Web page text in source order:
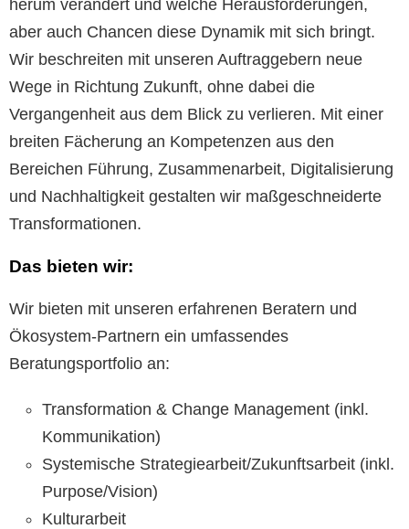
herum verändert und welche Herausforderungen,
aber auch Chancen diese Dynamik mit sich bringt.
Wir beschreiten mit unseren Auftraggebern neue
Wege in Richtung Zukunft, ohne dabei die
Vergangenheit aus dem Blick zu verlieren. Mit einer
breiten Fächerung an Kompetenzen aus den
Bereichen Führung, Zusammenarbeit, Digitalisierung
und Nachhaltigkeit gestalten wir maßgeschneiderte
Transformationen.
Das bieten wir:
Wir bieten mit unseren erfahrenen Beratern und
Ökosystem-Partnern ein umfassendes
Beratungsportfolio an:
Transformation & Change Management (inkl.
Kommunikation)
Systemische Strategiearbeit/Zukunftsarbeit (inkl.
Purpose/Vision)
Kulturarbeit